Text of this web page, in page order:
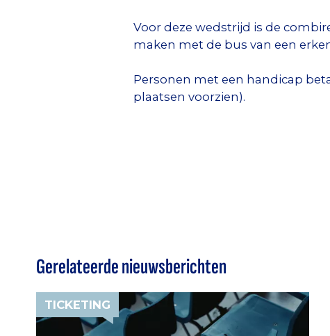
Voor deze wedstrijd is de
maken met de bus van een
Personen met een handicap
plaatsen voorzien).
Gerelateerde nieuwsberichten
TICKETING